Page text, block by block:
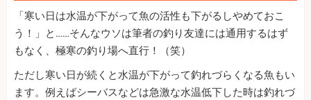
「寒い日は水温が下がって魚の活性も下がるしやめておこ
う！」と……そんなウソは筆者の釣り友達には通用するはず
もなく、極寒の釣り場へ直行！（笑）
ただし寒い日が続くと水温が下がって釣れづらくなる魚もい
ます。例えばシーバスなどは急激な水温低下した時は釣れづ